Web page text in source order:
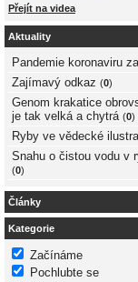
Přejít na videa
Aktuality
Pandemie koronaviru
Zajímavý odkaz (0)
Genom krakatice
je tak velká a chytrá (0)
Ryby ve vědecké
Snahu o čistou vodu v
(0)
Články
Kategorie
Začínáme
Pochlubte se